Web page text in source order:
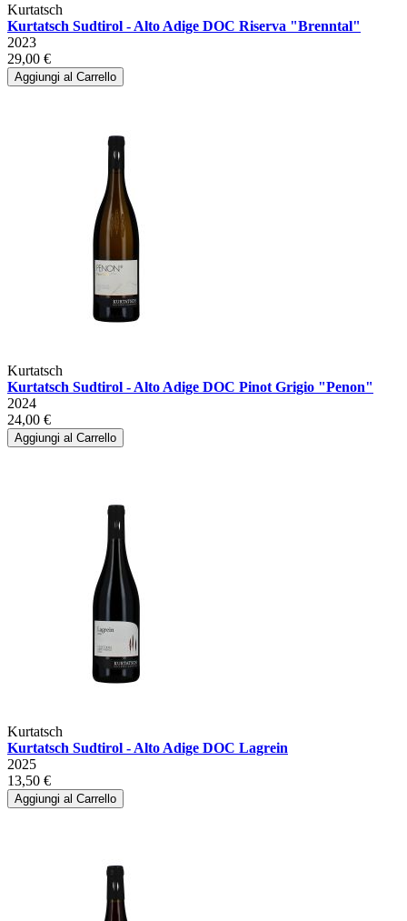
Kurtatsch
Kurtatsch Sudtirol - Alto Adige DOC Riserva "Brenntal"
2023
29,00 €
Aggiungi al Carrello
Kurtatsch
Kurtatsch Sudtirol - Alto Adige DOC Pinot Grigio "Penon"
2024
24,00 €
Aggiungi al Carrello
Kurtatsch
Kurtatsch Sudtirol - Alto Adige DOC Lagrein
2025
13,50 €
Aggiungi al Carrello